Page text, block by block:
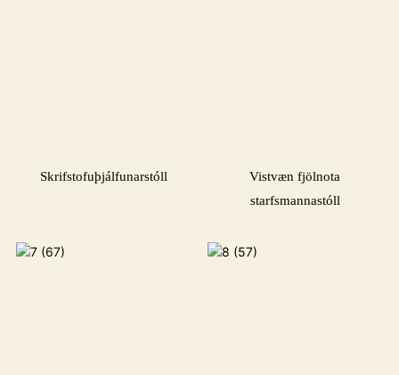
Skrifstofuþjálfunarstóll
Vistvæn fjölnota
starfsmannastóll